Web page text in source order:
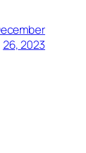
26, 2023